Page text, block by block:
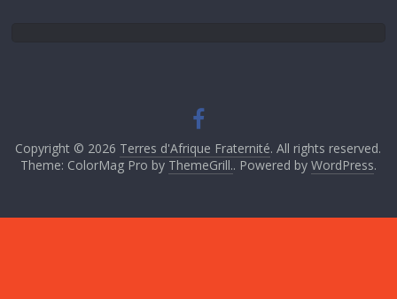
Copyright © 2026 Terres d'Afrique Fraternité. All rights reserved.
Theme: ColorMag Pro by ThemeGrill.. Powered by WordPress.